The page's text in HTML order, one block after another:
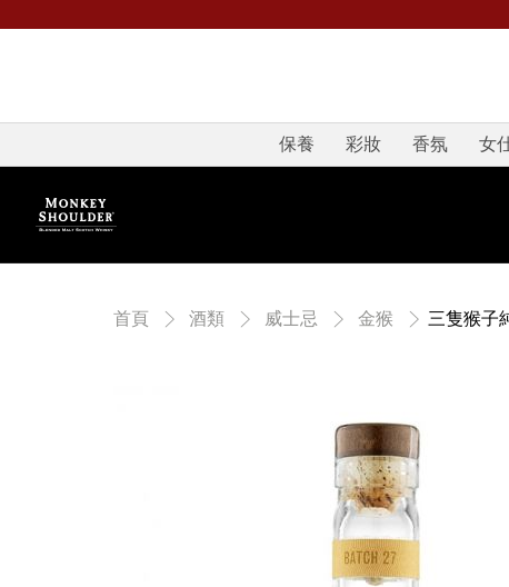
保養 彩妝 香氛 女
首頁 酒類 威士忌 金猴 三隻猴子